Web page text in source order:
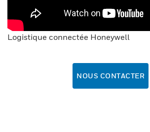
Logistique connectée Honeywell
NOUS CONTACTER